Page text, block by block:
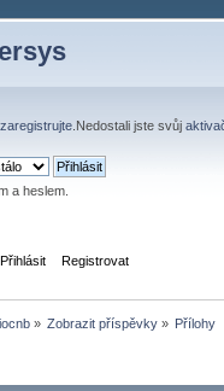
zaregistrujte .Nedostali jste svůj
a heslem.
Přihlásit Registrovat
» Zobrazit příspěvky» Přílohy